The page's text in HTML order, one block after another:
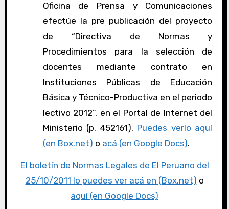
Oficina de Prensa y Comunicaciones
efectúe la pre publicación del proyecto
de “Directiva de Normas y
Procedimientos para la selección de
docentes mediante contrato en
Instituciones Públicas de Educación
Básica y Técnico-Productiva en el periodo
lectivo 2012”, en el Portal de Internet del
Ministerio (p. 452161). Puedes verlo aquí
(en Box.net) o acá (en Google Docs).
El boletín de Normas Legales de El Peruano del
25/10/2011 lo puedes ver acá en (Box.net) o
aquí (en Google Docs)